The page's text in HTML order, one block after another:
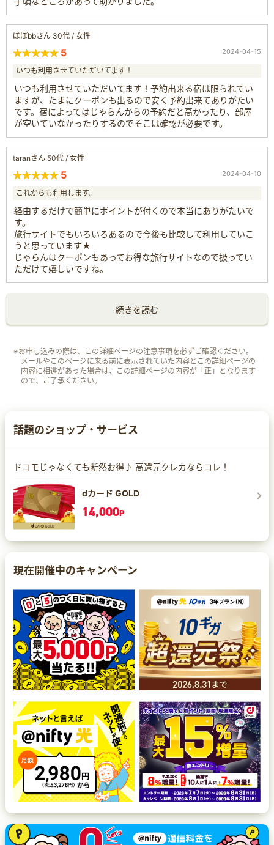
ぽぽbbさん 30代 / 女性
5 2024-04-15
いつも利用させていただいてます！
いつも利用させていただいてます！予約出来る宿は限られてい
ますが、たまにクーポンも出るので安く予約出来てありがたい
です。宿によってはじゃらんからの予約だと高かったり、部屋
が空いていなかったりするのでそこは確認が必要です。
taranさん 50代 / 女性
5 2024-04-10
これからも利用します。
経由するだけで簡単にポイントが付くので本当にありがたいで
す。
旅行サイトでもいろいろあるので今後も比較して利用していこ
うと思っています★
じゃらんはクーポンもあってお得な旅行サイトなので扱ってい
ただけて嬉しいですね。
続きを読む
※お申し込みの際は、この詳細ページの注意事項を必ずご確認ください。
メールやこのページに来る前に表示されていた内容とこの詳細ページの
内容に相違があった場合は、この詳細ページの内容が「正」となります
ので、ご了承ください。
話題のショップ・サービス
ドコモじゃなくても断然お得♪ 高還元クレカならコレ！
dカード GOLD
14,000P
現在開催中のキャンペーン